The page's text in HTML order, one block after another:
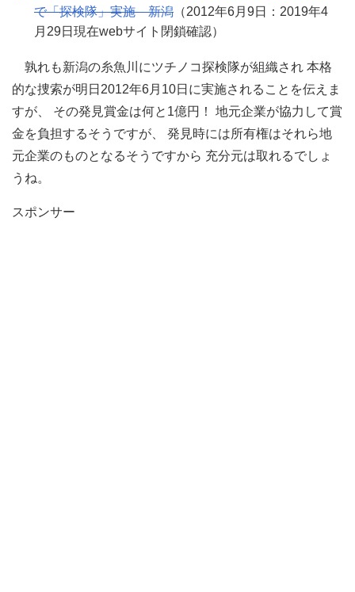
で「探検隊」実施 新潟 （2012年6月9日：2019年4
月29日現在webサイト閉鎖確認）
孰れも新潟の糸魚川にツチノコ探検隊が組織され 本格
的な捜索が明日2012年6月10日に実施されることを伝えま
すが、 その発見賞金は何と1億円！ 地元企業が協力して賞
金を負担するそうですが、 発見時には所有権はそれら地
元企業のものとなるそうですから 充分元は取れるでしょ
うね。
スポンサー